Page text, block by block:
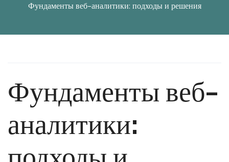
Фундаменты веб-аналитики: подходы и решения
Фундаменты веб-
аналитики: